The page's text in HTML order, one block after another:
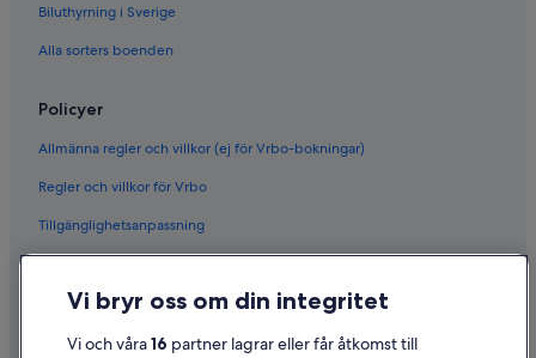
Biluthyrning i Sverige
Alla sorters boenden
Policyer
Allmänna regler och villkor (ej för Vrbo-bokningar)
Regler och villkor för Vrbo
Tillgänglighetsanpassning
Cookies
Användarvillkor
Vi bryr oss om din integritet
Vi och våra16 partner lagrar eller får åtkomst till